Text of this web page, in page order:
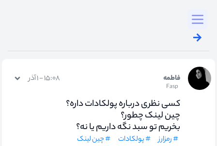
فاطمه
Fasp
۱۵:۰۸ - ۱ آذر
کسی نظری درباره پولکادات داره؟
چین لینک چطور؟
بخریم تو سبد نگه داریم یا نه؟
# رمزارز # پولکادات # چین لینک